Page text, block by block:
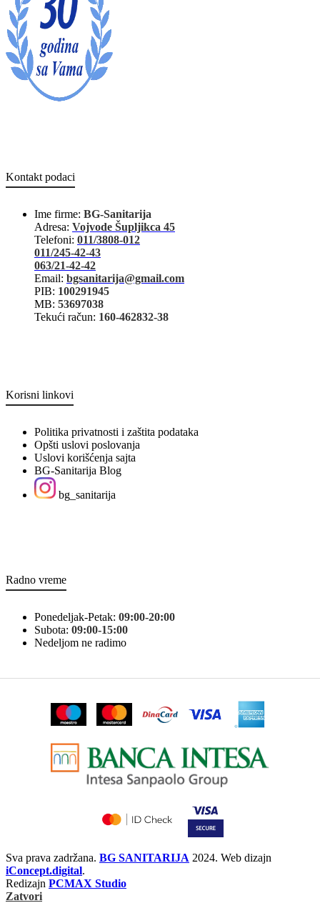
Kontakt podaci
Ime firme: BG-Sanitarija
Adresa: Vojvode Šupljikca 45
Telefoni: 011/3808-012
011/245-42-43
063/21-42-42
Email: bgsanitarija@gmail.com
PIB: 100291945
MB: 53697038
Tekući račun: 160-462832-38
Korisni linkovi
Politika privatnosti i zaštita podataka
Opšti uslovi poslovanja
Uslovi korišćenja sajta
BG-Sanitarija Blog
bg_sanitarija
Radno vreme
Ponedeljak-Petak: 09:00-20:00
Subota: 09:00-15:00
Nedeljom ne radimo
Sva prava zadržana. BG SANITARIJA 2024. Web dizajn
iConcept.digital.
Redizajn PCMAX Studio
Zatvori